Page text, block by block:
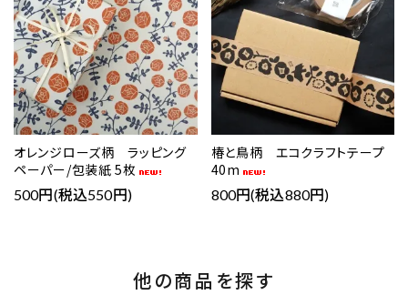
オレンジローズ柄 ラッピング
ペーパー/包装紙 5枚
500円(税込550円)
椿と鳥柄 エコクラフトテープ
40m
800円(税込880円)
他の商品を探す